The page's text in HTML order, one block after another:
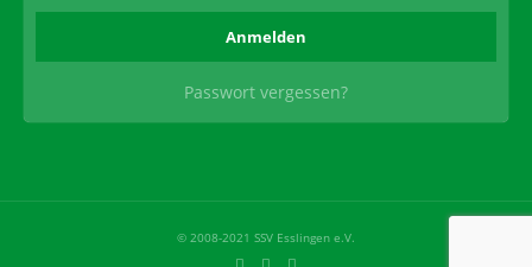
Passwort vergessen?
© 2008-2021 SSV Esslingen e.V.